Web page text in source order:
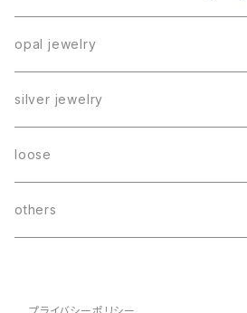
opal jewelry
ring
necklace
earrings
silver jewelry
《reversed》
loose
black opal
others